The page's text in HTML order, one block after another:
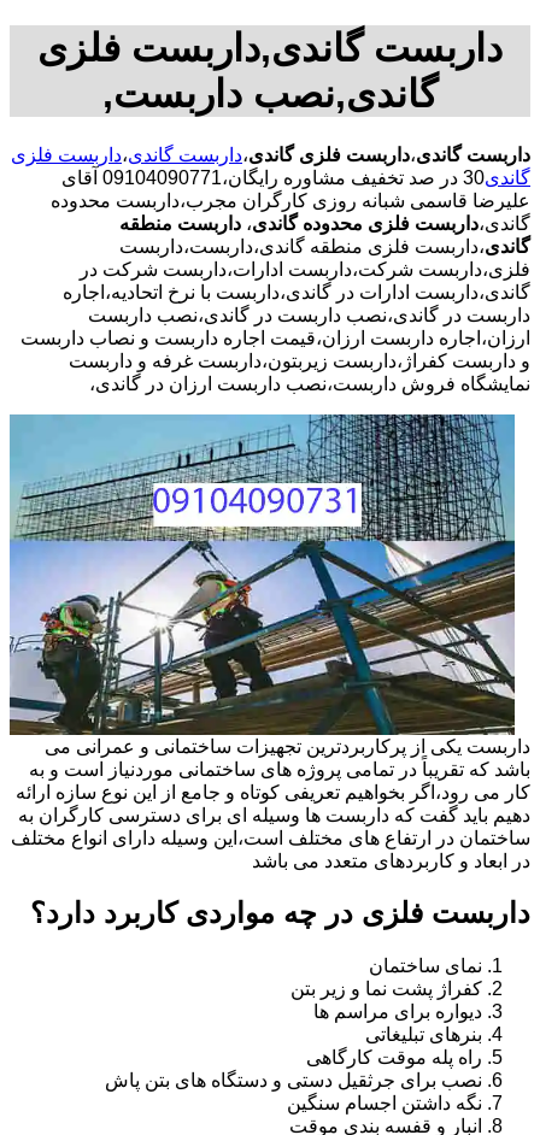
داربست گاندی,داربست فلزی
گاندی,نصب داربست,
داربست گاندی،داربست فلزی گاندی،داربست گاندی،داربست فلزی
گاندی
30 در صد تخفیف مشاوره رایگان،09104090771 آقای
علیرضا قاسمی شبانه روزی کارگران مجرب،داربست محدوده
گاندی،داربست فلزی محدوده گاندی، داربست منطقه
گاندی،داربست فلزی منطقه گاندی،داربست،داربست
فلزی،داربست شرکت،داربست ادارات،داربست شرکت در
گاندی،داربست ادارات در گاندی،داربست با نرخ اتحادیه،اجاره
داربست در گاندی،نصب داربست در گاندی،نصب داربست
ارزان،اجاره داربست ارزان،قیمت اجاره داربست و نصاب داربست
و داربست کفراژ،داربست زیربتون،داربست غرفه و داربست
نمایشگاه فروش داربست،نصب داربست ارزان در گاندی،
داربست یکی از پرکاربردترین تجهیزات ساختمانی و عمرانی می
باشد که تقریباً در تمامی پروژه های ساختمانی موردنیاز است و به
کار می رود،اگر بخواهیم تعریفی کوتاه و جامع از این نوع سازه ارائه
دهیم باید گفت که داربست ها وسیله ای برای دسترسی کارگران به
ساختمان در ارتفاع های مختلف است،این وسیله دارای انواع مختلف
در ابعاد و کاربردهای متعدد می باشد
داربست فلزی در چه مواردی کاربرد دارد؟
نمای ساختمان
کفراژ پشت نما و زیر بتن
دیواره برای مراسم ها
بنرهای تبلیغاتی
راه پله موقت کارگاهی
نصب برای جرثقیل دستی و دستگاه های بتن پاش
نگه داشتن اجسام سنگین
انبار و قفسه بندی موقت